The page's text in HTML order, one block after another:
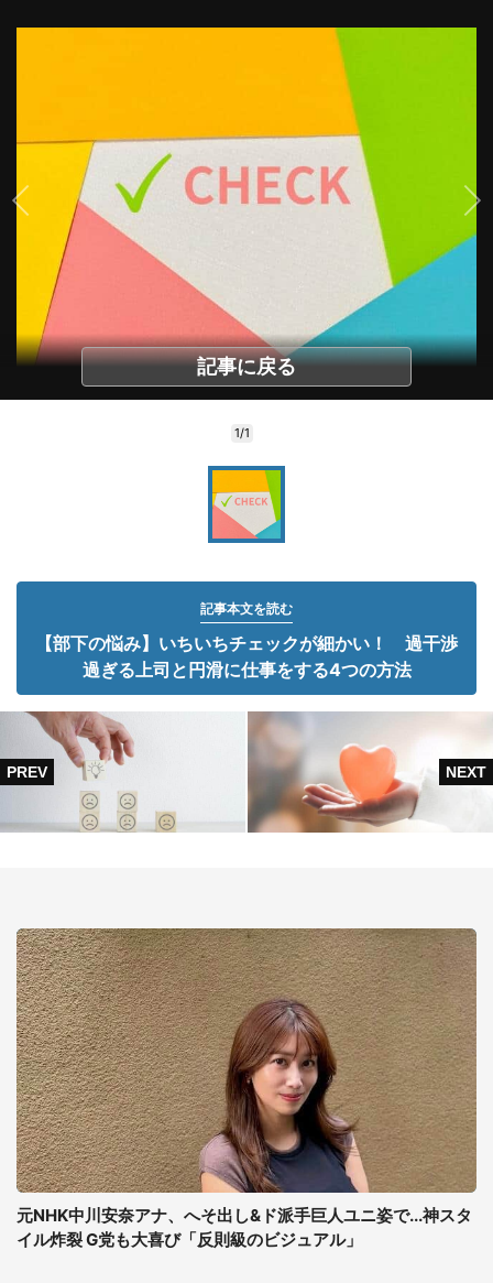
記事に戻る
1/1
記事本文を読む
【部下の悩み】いちいちチェックが細かい！ 過干渉
過ぎる上司と円滑に仕事をする4つの方法
元NHK中川安奈アナ、へそ出し&ド派手巨人ユニ姿で...神スタ
イル炸裂 G党も大喜び「反則級のビジュアル」